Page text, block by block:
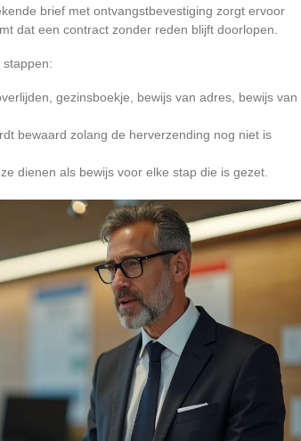
brief met ontvangstbevestiging zorgt ervoor
dat een contract zonder reden blijft doorlopen.
gezinsboekje, bewijs van adres, bewijs van
bewaard zolang de herverzending nog niet is
dienen als bewijs voor elke stap die is gezet.